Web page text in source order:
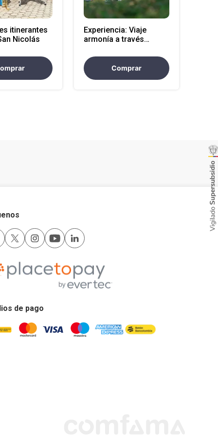
itinerantes
Nicolás
Experiencia: Viaje
armonía a través
(persona adicional)
Comprar
de pago